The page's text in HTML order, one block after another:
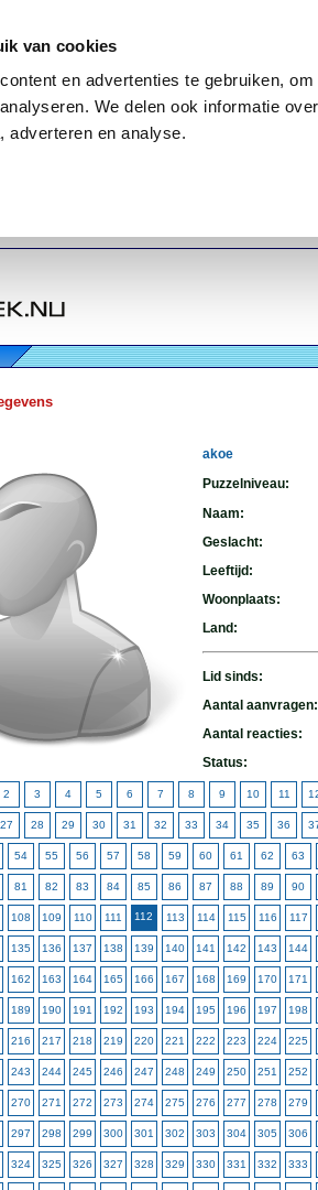
van cookies
en advertenties te gebruiken,
We delen ook informatie
adverteren en analyse.
akoe
Puzzelniveau:
Naam:
Geslacht:
Leeftijd:
Woonplaats:
Land:
Lid sinds:
Aantal aanvragen:
Aantal reacties:
Status:
2 3 4 5 6 7 8 9 10 11
27 28 29 30 31 32 33 34 35 36
54 55 56 57 58 59 60 61 62 63
81 82 83 84 85 86 87 88 89 90
108 109 110 111 112 113 114 115 116 117
135 136 137 138 139 140 141 142 143 144
162 163 164 165 166 167 168 169 170 171
189 190 191 192 193 194 195 196 197 198
216 217 218 219 220 221 222 223 224 225
243 244 245 246 247 248 249 250 251 252
270 271 272 273 274 275 276 277 278 279
297 298 299 300 301 302 303 304 305 306
324 325 326 327 328 329 330 331 332 333